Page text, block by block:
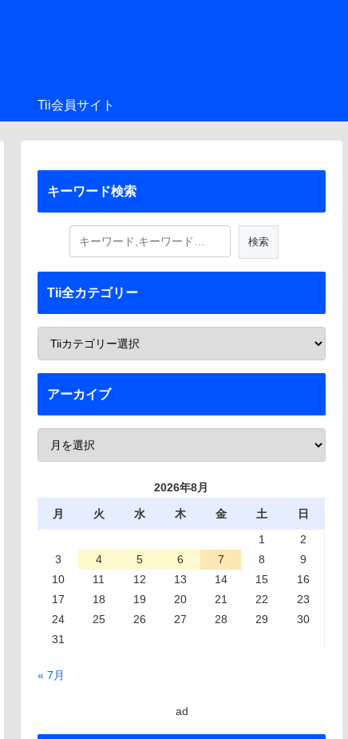
Tii会員サイト
キーワード検索
Tii全カテゴリー
アーカイブ
2026年8月
月 火 水 木 金 土
日
1
2
3
4 5 6 7 8
9
10
11 12 13 14 15
16
17
18 19 20 21 22
23
24
25 26 27 28 29
30
31
« 7月
ad